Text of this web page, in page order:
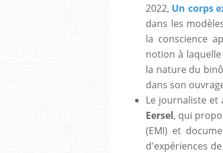
2022, Un corps
dans les
la conscience
notion à
la nature du
dans son
Le journaliste
Eersel, qui
(EMI) et
d'expériences